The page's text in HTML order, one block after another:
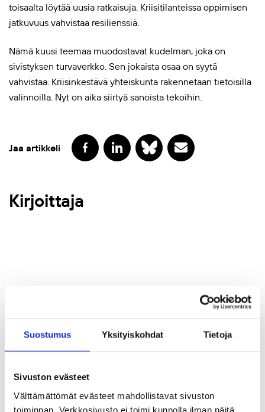
Suostumus Yksityiskohdat Tietoja
Sivuston evästeet
Välttämättömät evästeet mahdollistavat sivuston
toiminnan. Verkkosivusto ei toimi kunnolla ilman näitä
toisaalta löytää uusia ratkaisuja. Kriisitilanteissa oppimisen
jatkuvuus vahvistaa resilienssiä.
Nämä kuusi teemaa muodostavat kudelman, joka on
sivistyksen turvaverkko. Sen jokaista osaa on syytä
vahvistaa. Kriisinkestävä yhteiskunta rakennetaan tietoisilla
valinnoilla. Nyt on aika siirtyä sanoista tekoihin.
Jaa artikkeli
Kirjoittaja